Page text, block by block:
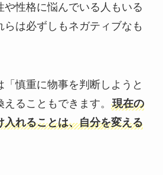
や性格に悩んでいる人もいる
らは必ずしもネガティブなも
慎重に物事を判断しようと
ることもできます。 現在の
入れることは、自分を変える